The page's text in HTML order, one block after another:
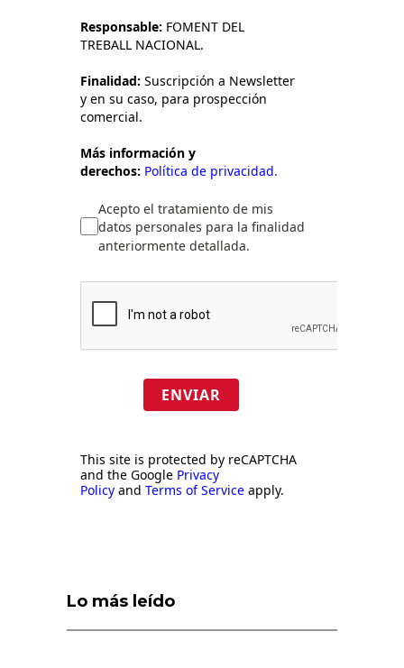
Responsable: FOMENT DEL
TREBALL NACIONAL.
Finalidad: Suscripción a Newsletter
y en su caso, para prospección
comercial.
Más información y
derechos: Política de privacidad.
Acepto el tratamiento de mis
datos personales para la finalidad
anteriormente detallada.
ENVIAR
This site is protected by reCAPTCHA
and the Google Privacy
Policy and Terms of Service apply.
Lo más leído